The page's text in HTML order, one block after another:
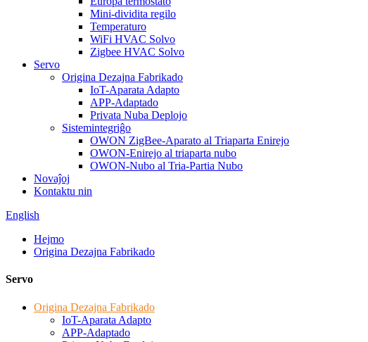
Mini-dividita regilo
Temperaturo
WiFi HVAC Solvo
Zigbee HVAC Solvo
Servo
Origina Dezajna Fabrikado
IoT-Aparata Adapto
APP-Adaptado
Privata Nuba Deplojo
Sistemintegriĝo
OWON ZigBee-Aparato al Triaparta Enirejo
OWON-Enirejo al triaparta nubo
OWON-Nubo al Tria-Partia Nubo
Novaĵoj
Kontaktu nin
English
Hejmo
Origina Dezajna Fabrikado
Servo
Origina Dezajna Fabrikado
IoT-Aparata Adapto
APP-Adaptado